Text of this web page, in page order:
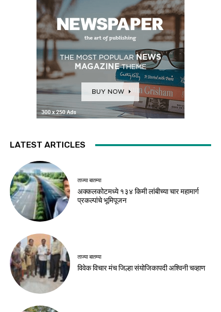
LATEST ARTICLES
ताज्या बातम्या
अक्कलकोटमध्ये १३४ किमी लांबीच्या चार महामार्ग
प्रकल्पांचे भूमिपूजन
ताज्या बातम्या
विवेक विचार मंच जिल्हा संयोजिकापदी अश्विनी चव्हाण